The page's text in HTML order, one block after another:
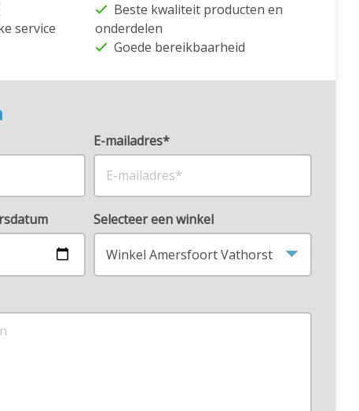
service
Beste kwaliteit producten en
onderdelen
Goede bereikbaarheid
E-mailadres*
Selecteer een winkel